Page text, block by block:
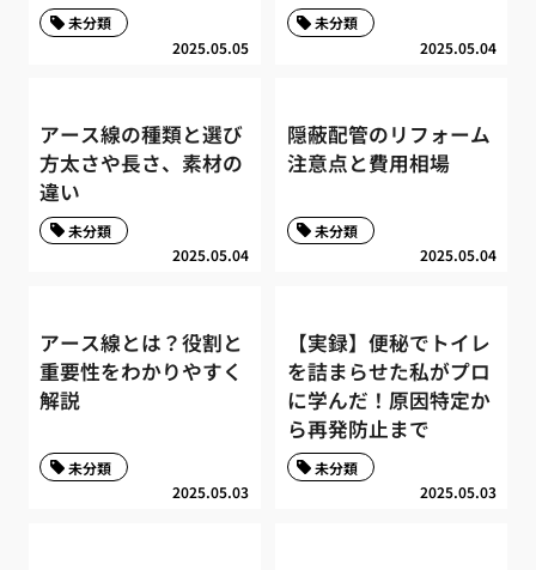
2025.05.05
未分類
2025.05.04
未分類
アース線の種類と選び
方太さや長さ、素材の
違い
2025.05.04
未分類
隠蔽配管のリフォーム
注意点と費用相場
2025.05.04
未分類
アース線とは？役割と
重要性をわかりやすく
解説
2025.05.03
未分類
【実録】便秘でトイレ
を詰まらせた私がプロ
に学んだ！原因特定か
ら再発防止まで
2025.05.03
未分類